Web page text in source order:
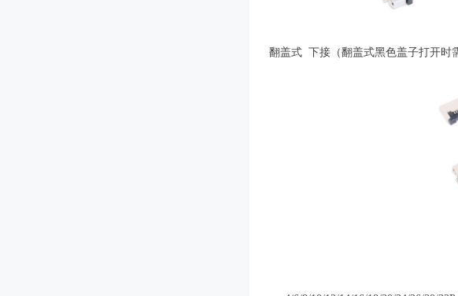
翻盖式 下接（翻盖式黑色盖子打开时